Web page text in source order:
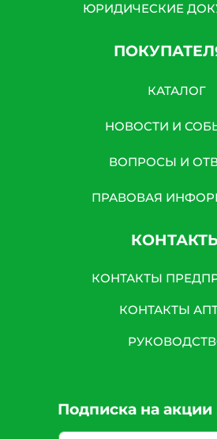
ЮРИДИЧЕСКИЕ
КАТАЛОГ
НОВОСТИ И
ВОПРОСЫ И
ПРАВОВАЯ
КОНТАКТЫ
КОНТАКТЫ
Подписка на акции